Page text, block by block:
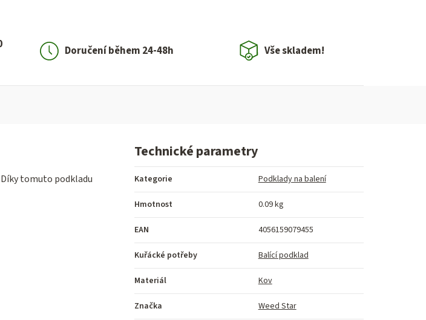
Doručení během 24-48h Vše skladem!
Díky tomuto podkladu
Technické parametry
Kategorie Podklady na balení
Hmotnost 0.09 kg
EAN 4056159079455
Kuřácké potřeby Balící podklad
Materiál Kov
Značka Weed Star